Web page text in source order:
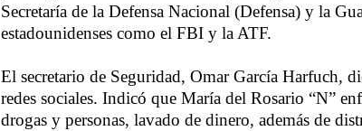
Secretaría de la Defensa Nacional (Defensa) y la
estadounidenses como el FBI y la ATF.
El secretario de Seguridad, Omar García Harfuch,
redes sociales. Indicó que María del Rosario “N”
drogas y personas, lavado de dinero, además de